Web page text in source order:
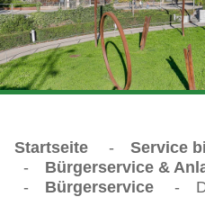
Startseite -
Service
-
Bürgerservice &
-
Bürgerservice -